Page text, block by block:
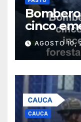
cinco
semana
AGOSTO 10,
CAUCA